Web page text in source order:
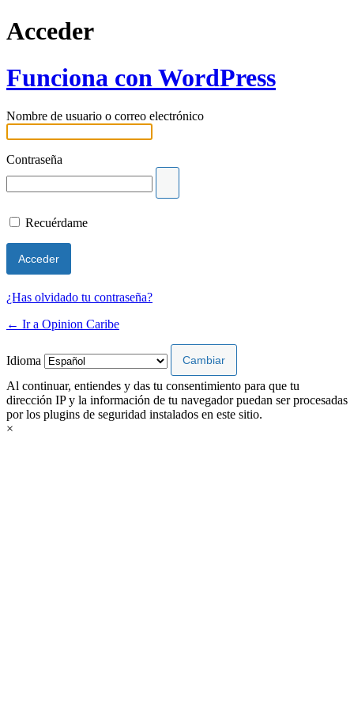
Acceder
Funciona con WordPress
Nombre de usuario o correo electrónico
Contraseña
Recuérdame
¿Has olvidado tu contraseña?
← Ir a Opinion Caribe
Idioma
Al continuar, entiendes y das tu consentimiento para que tu
dirección IP y la información de tu navegador puedan ser procesadas
por los plugins de seguridad instalados en este sitio.
×